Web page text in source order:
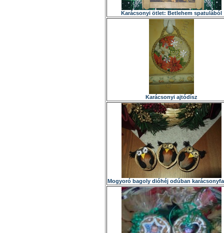
Karácsonyi ötlet: Betlehem spatulából
Karácsonyi ajtódísz
Mogyoró bagoly dióhéj odúban